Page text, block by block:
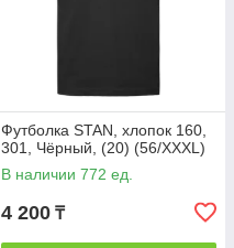
Футболка STAN, хлопок 160,
301, Чёрный, (20) (56/XXXL)
В наличии 772 ед.
4 200 ₸